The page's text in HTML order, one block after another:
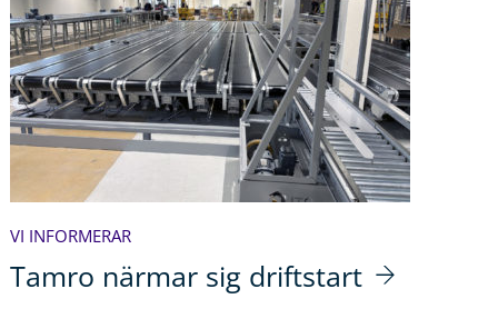
VI INFORMERAR
Tamro närmar sig driftstart